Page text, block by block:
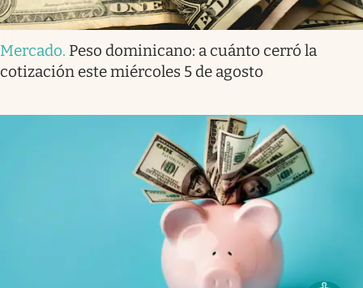
Mercado. Peso dominicano: a cuánto cerró la
cotización este miércoles 5 de agosto